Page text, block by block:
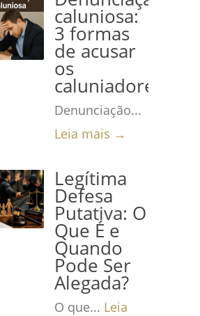
caluniosa:
3 formas
de acusar
os
caluniadores
Denunciação...
Leia mais →
Legítima
Defesa
Putativa: O
Que É e
Quando
Pode Ser
Alegada?
O que... Leia